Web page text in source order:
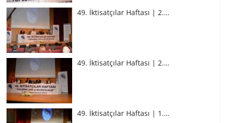
49. İktisatçılar Haftası | 2.…
49. İktisatçılar Haftası | 2.…
49. İktisatçılar Haftası | 1.…